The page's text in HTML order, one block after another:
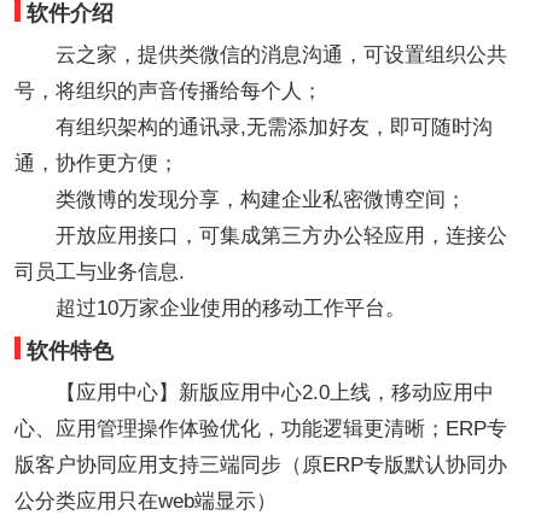
软件介绍
云之家，提供类微信的消息沟通，可设置组织公共
号，将组织的声音传播给每个人；
有组织架构的通讯录,无需添加好友，即可随时沟
通，协作更方便；
类微博的发现分享，构建企业私密微博空间；
开放应用接口，可集成第三方办公轻应用，连接公
司员工与业务信息.
超过10万家企业使用的移动工作平台。
软件特色
【应用中心】新版应用中心2.0上线，移动应用中
心、应用管理操作体验优化，功能逻辑更清晰；ERP专
版客户协同应用支持三端同步（原ERP专版默认协同办
公分类应用只在web端显示）